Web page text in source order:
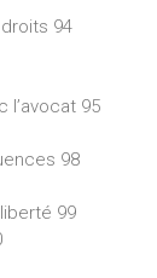
94
l’avocat 95
98
99